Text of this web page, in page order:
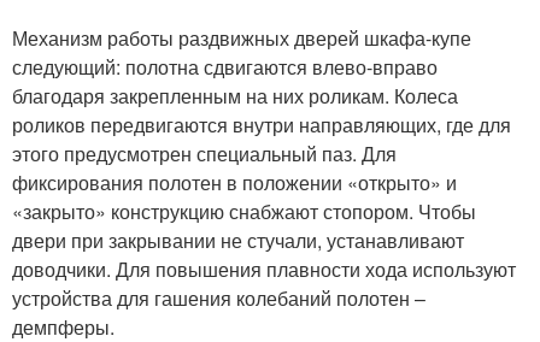
Механизм работы раздвижных дверей шкафа-купе
следующий: полотна сдвигаются влево-вправо
благодаря закрепленным на них роликам. Колеса
роликов передвигаются внутри направляющих, где для
этого предусмотрен специальный паз. Для
фиксирования полотен в положении «открыто» и
«закрыто» конструкцию снабжают стопором. Чтобы
двери при закрывании не стучали, устанавливают
доводчики. Для повышения плавности хода используют
устройства для гашения колебаний полотен –
демпферы.